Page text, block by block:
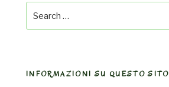
Search
for:
INFORMAZIONI SU QUESTO SITO